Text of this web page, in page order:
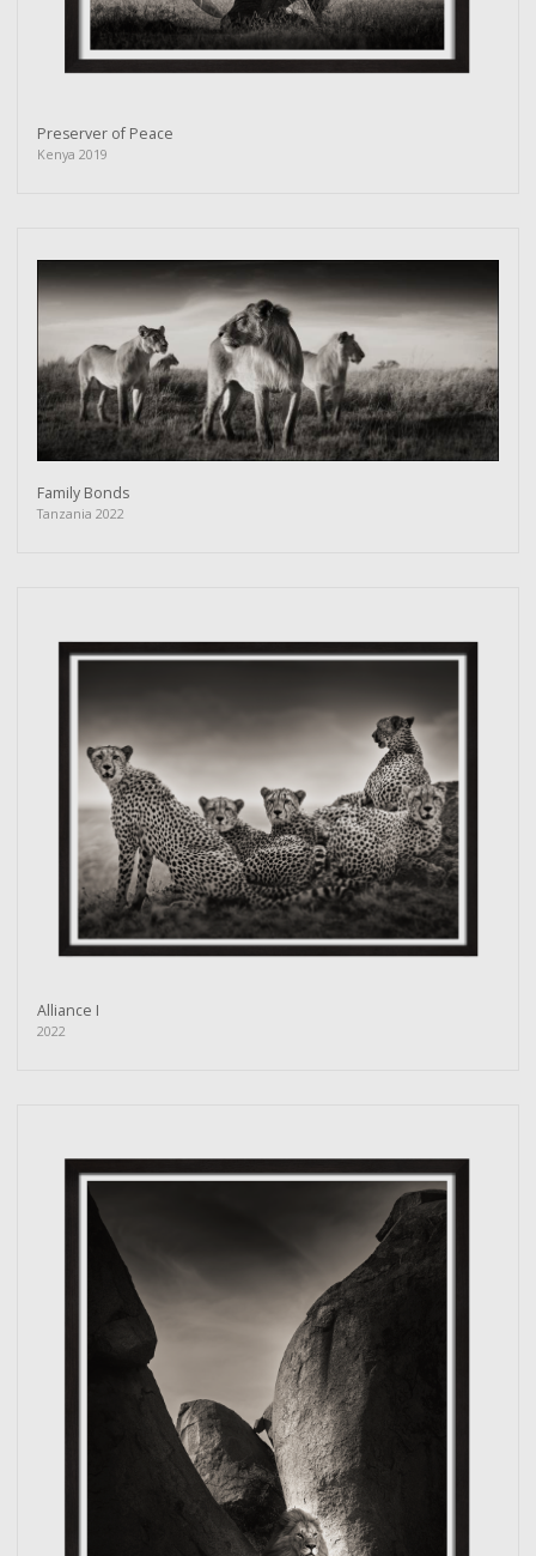
Preserver of Peace
Kenya 2019
Family Bonds
Tanzania 2022
Alliance I
2022